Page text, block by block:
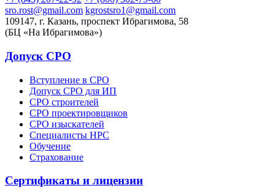
sro.rost@gmail.com kgrostsro1@gmail.com
109147, г. Казань, проспект Ибрагимова, 58
(БЦ «На Ибрагимова»)
Допуск СРО
Вступление в СРО
Допуск СРО для ИП
СРО строителей
СРО проектировщиков
СРО изыскателей
Специалисты НРС
Обучение
Страхование
Сертификаты и лицензии